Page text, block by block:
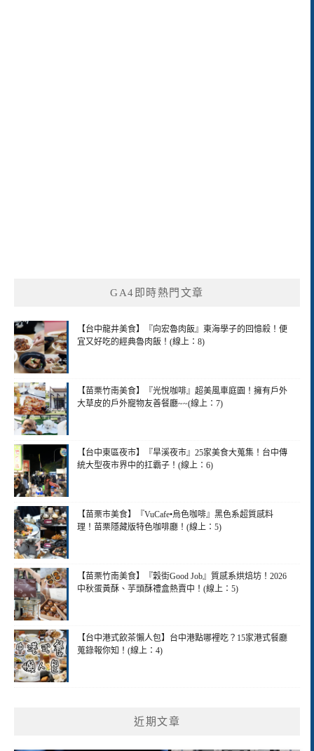
GA4即時熱門文章
【台中龍井美食】『向宏魯肉飯』東海學子的回憶殺！便
宜又好吃的經典魯肉飯！(線上：8)
【苗栗竹南美食】『光悅咖啡』超美風車庭園！擁有戶外
大草皮的戶外寵物友善餐廳~~(線上：7)
【台中東區夜市】『旱溪夜市』25家美食大蒐集！台中傳
統大型夜市界中的扛霸子！(線上：6)
【苗栗市美食】『VuCafe•烏色咖啡』黑色系超質感料
理！苗栗隱藏版特色咖啡廳！(線上：5)
【苗栗竹南美食】『穀街Good Job』質感系烘焙坊！2026
中秋蛋黃酥、芋頭酥禮盒熱賣中！(線上：5)
【台中港式飲茶懶人包】台中港點哪裡吃？15家港式餐廳
蒐錄報你知！(線上：4)
近期文章